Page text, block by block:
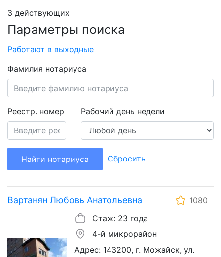
3 действующих
Параметры поиска
Работают в выходные
Фамилия нотариуса
Реестр. номер Рабочий день недели
Найти нотариуса Сбросить
Вартанян Любовь Анатольевна
1080
Стаж: 23 года
4-й микрорайон
Адрес: 143200, г. Можайск, ул.